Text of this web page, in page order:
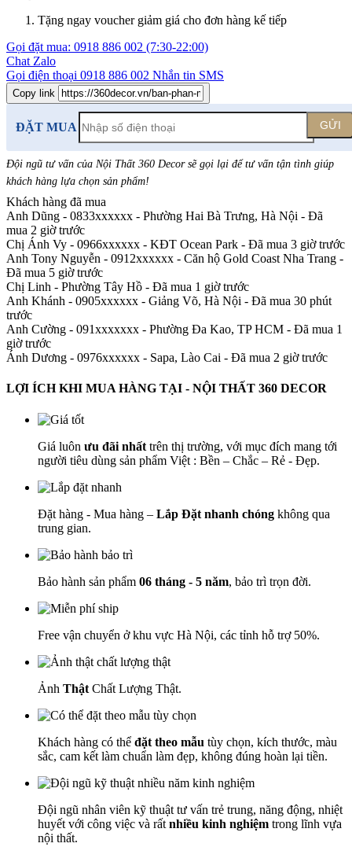
Tặng ngay voucher giảm giá cho đơn hàng kế tiếp
Gọi đặt mua: 0918 886 002 (7:30-22:00)
Chat Zalo
Gọi điện thoại 0918 886 002 Nhắn tin SMS
Copy link
ĐẶT MUA GỬI
Đội ngũ tư vấn của Nội Thất 360 Decor sẽ gọi lại để tư vấn tận tình giúp
khách hàng lựa chọn sản phẩm!
Khách hàng đã mua
Anh Dũng - 0833xxxxxx - Phường Hai Bà Trưng, Hà Nội - Đã
mua 2 giờ trước
Chị Ánh Vy - 0966xxxxxx - KĐT Ocean Park - Đã mua 3 giờ trước
Anh Tony Nguyễn - 0912xxxxxx - Căn hộ Gold Coast Nha Trang -
Đã mua 5 giờ trước
Chị Linh - Phường Tây Hồ - Đã mua 1 giờ trước
Anh Khánh - 0905xxxxxx - Giảng Võ, Hà Nội - Đã mua 30 phút
trước
Anh Cường - 091xxxxxxx - Phường Đa Kao, TP HCM - Đã mua 1
giờ trước
Ánh Dương - 0976xxxxxx - Sapa, Lào Cai - Đã mua 2 giờ trước
LỢI ÍCH KHI MUA HÀNG TẠI - NỘI THẤT 360 DECOR
Giá luôn ưu đãi nhất trên thị trường, với mục đích mang tới
người tiêu dùng sản phẩm Việt : Bền – Chắc – Rẻ - Đẹp.
Đặt hàng - Mua hàng – Lắp Đặt nhanh chóng không qua
trung gian.
Bảo hành sản phẩm 06 tháng - 5 năm, bảo trì trọn đời.
Free vận chuyển ở khu vực Hà Nội, các tỉnh hỗ trợ 50%.
Ảnh Thật Chất Lượng Thật.
Khách hàng có thể đặt theo mẫu tùy chọn, kích thước, màu
sắc, cam kết làm chuẩn làm đẹp, không đúng hoàn lại tiền.
Đội ngũ nhân viên kỹ thuật tư vấn trẻ trung, năng động, nhiệt
huyết với công việc và rất nhiều kinh nghiệm trong lĩnh vựa
nội thất.